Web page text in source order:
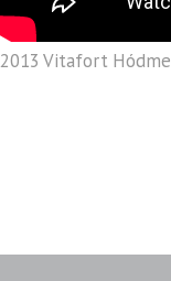
2013 Vitafort